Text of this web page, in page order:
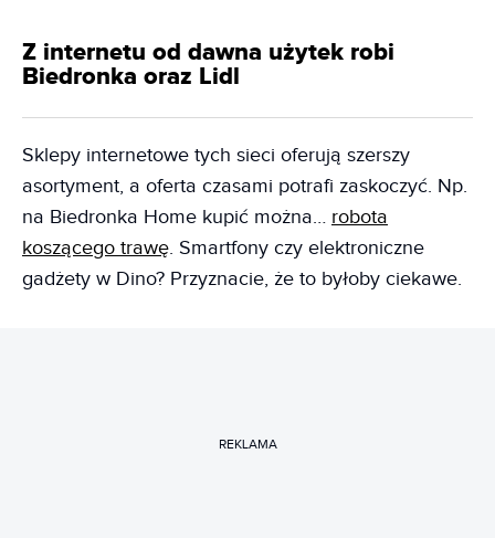
Z internetu od dawna użytek robi
Biedronka oraz Lidl
Sklepy internetowe tych sieci oferują szerszy
asortyment, a oferta czasami potrafi zaskoczyć. Np.
na Biedronka Home kupić można… robota
koszącego trawę. Smartfony czy elektroniczne
gadżety w Dino? Przyznacie, że to byłoby ciekawe.
REKLAMA